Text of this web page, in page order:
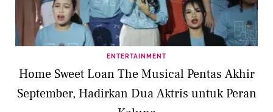
ENTERTAINMENT
Home Sweet Loan The Musical Pentas Akhir
September, Hadirkan Dua Aktris untuk Peran